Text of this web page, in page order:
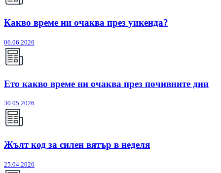
Какво време ни очаква през уикенда?
06.06.2026
Ето какво време ни очаква през почивните дни
30.05.2026
Жълт код за силен вятър в неделя
25.04.2026